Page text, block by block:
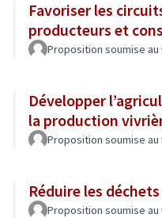
Favoriser les
producteurs et
Proposition soumise au
Développer
la production
Proposition soumise au
Réduire les
Proposition soumise au